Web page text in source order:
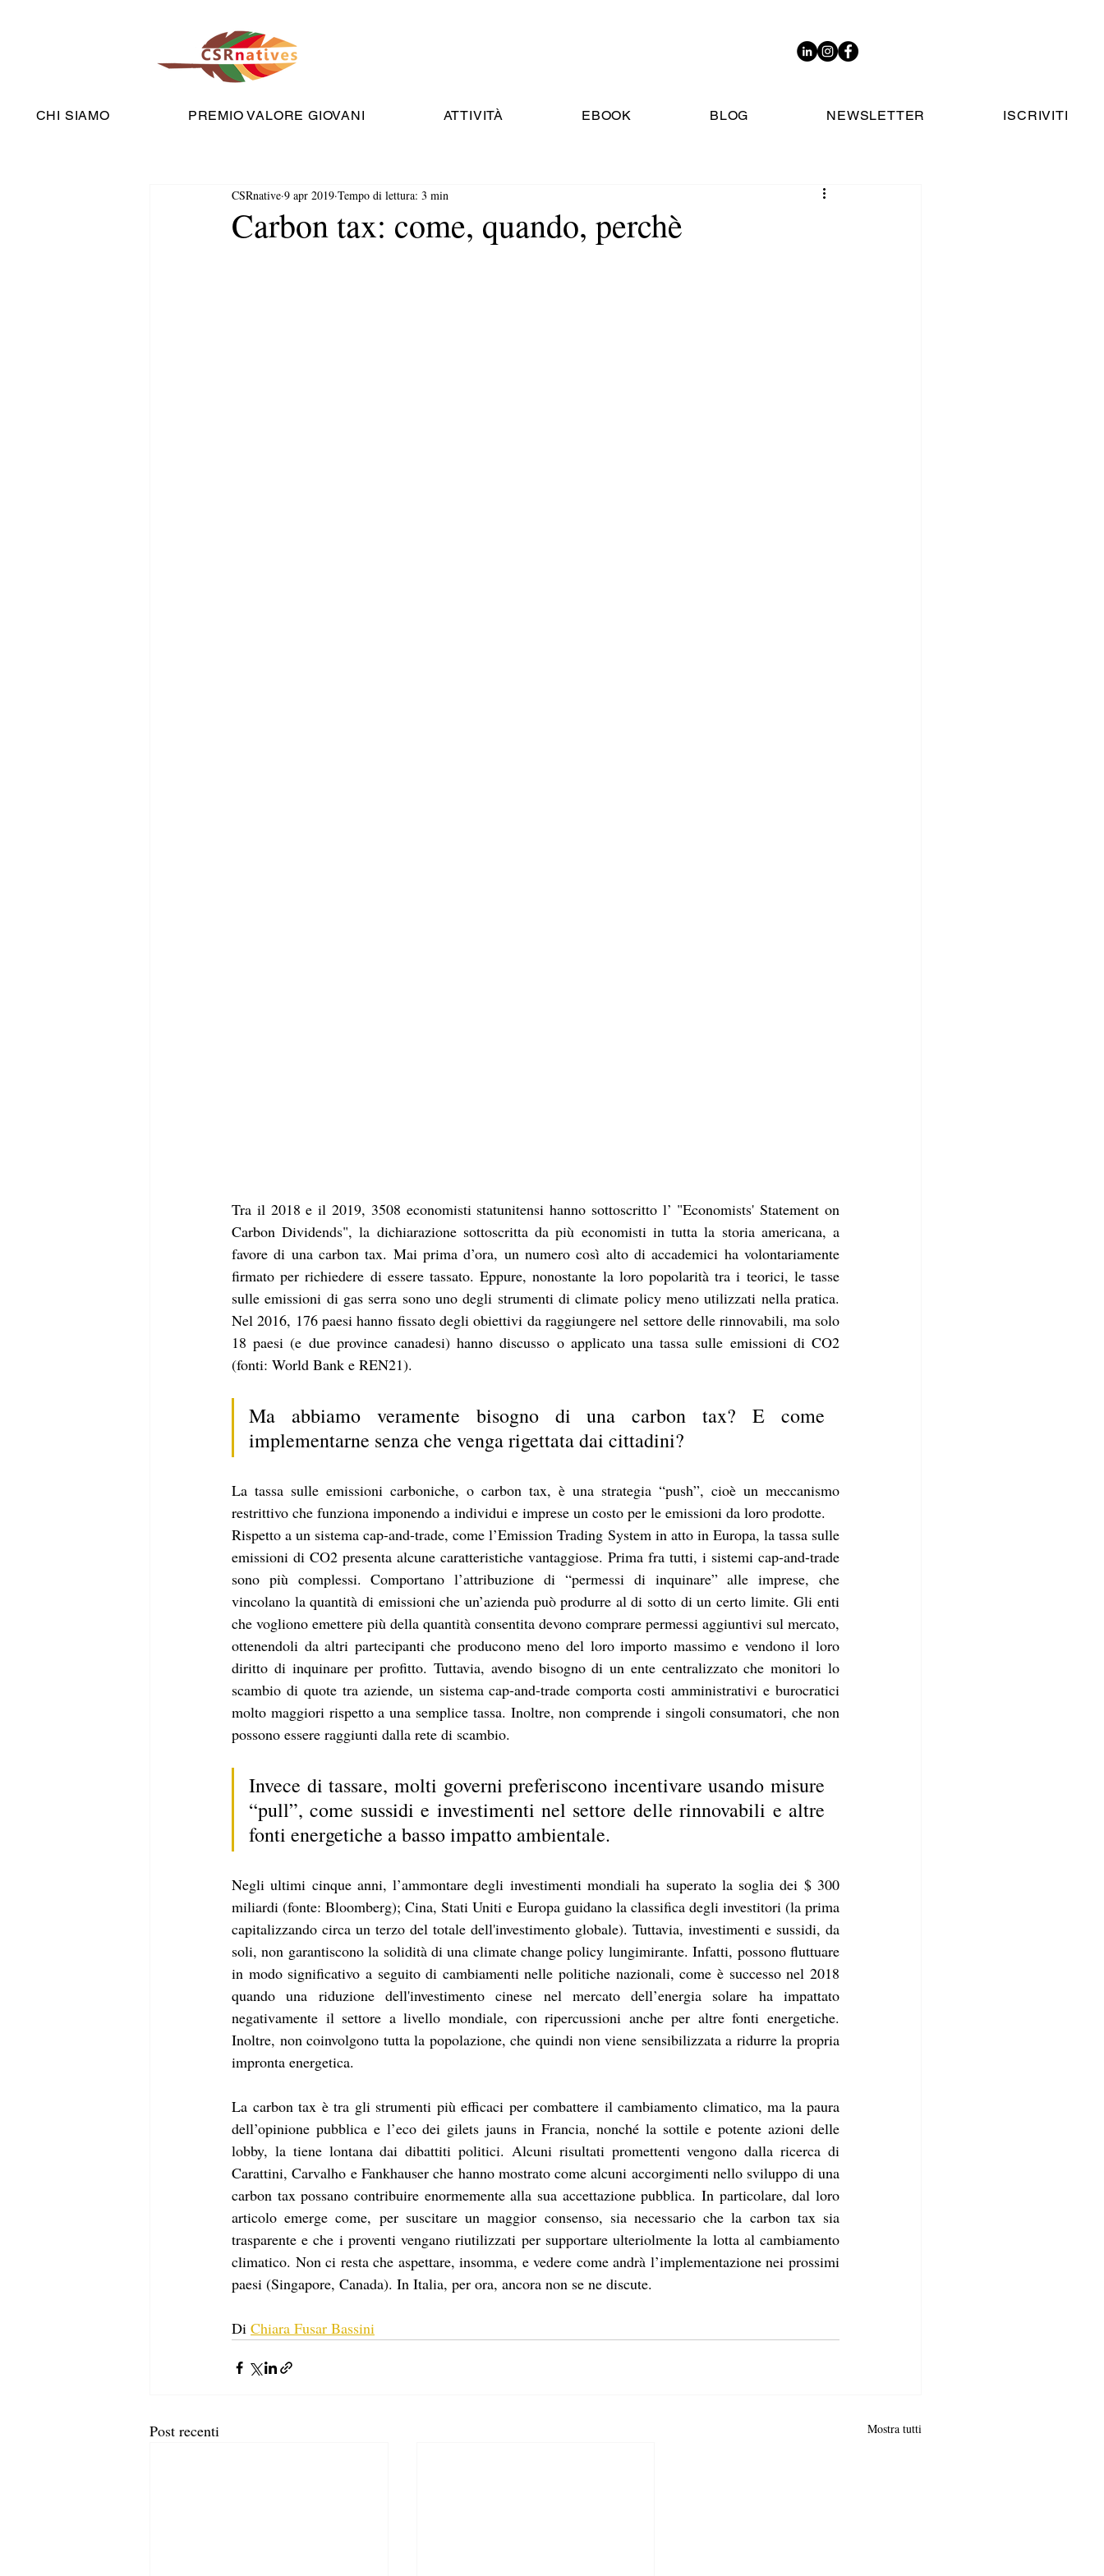
CHI SIAMO PREMIO VALORE GIOVANI ATTIVITÀ EBOOK BLOG NEWSLETTER ISCRIVITI
Carbon tax: come, quando, perchè
CSRnative 9 apr 2019 Tempo di lettura: 3 min
Tra il 2018 e il 2019, 3508 economisti statunitensi hanno sottoscritto l’ "Economists' Statement on
Carbon Dividends", la dichiarazione sottoscritta da più economisti in tutta la storia americana, a
favore di una carbon tax. Mai prima d’ora, un numero così alto di accademici ha volontariamente
firmato per richiedere di essere tassato. Eppure, nonostante la loro popolarità tra i teorici, le tasse
sulle emissioni di gas serra sono uno degli strumenti di climate policy meno utilizzati nella pratica.
Nel 2016, 176 paesi hanno fissato degli obiettivi da raggiungere nel settore delle rinnovabili, ma solo
18 paesi (e due province canadesi) hanno discusso o applicato una tassa sulle emissioni di CO2
(fonti: World Bank e REN21).
Ma abbiamo veramente bisogno di una carbon tax? E come
implementarne senza che venga rigettata dai cittadini?
La tassa sulle emissioni carboniche, o carbon tax, è una strategia “push”, cioè un meccanismo
restrittivo che funziona imponendo a individui e imprese un costo per le emissioni da loro prodotte.
Rispetto a un sistema cap-and-trade, come l’Emission Trading System in atto in Europa, la tassa sulle
emissioni di CO2 presenta alcune caratteristiche vantaggiose. Prima fra tutti, i sistemi cap-and-trade
sono più complessi. Comportano l’attribuzione di “permessi di inquinare” alle imprese, che
vincolano la quantità di emissioni che un’azienda può produrre al di sotto di un certo limite. Gli enti
che vogliono emettere più della quantità consentita devono comprare permessi aggiuntivi sul mercato,
ottenendoli da altri partecipanti che producono meno del loro importo massimo e vendono il loro
diritto di inquinare per profitto. Tuttavia, avendo bisogno di un ente centralizzato che monitori lo
scambio di quote tra aziende, un sistema cap-and-trade comporta costi amministrativi e burocratici
molto maggiori rispetto a una semplice tassa. Inoltre, non comprende i singoli consumatori, che non
possono essere raggiunti dalla rete di scambio.
Invece di tassare, molti governi preferiscono incentivare usando misure
“pull”, come sussidi e investimenti nel settore delle rinnovabili e altre
fonti energetiche a basso impatto ambientale.
Negli ultimi cinque anni, l’ammontare degli investimenti mondiali ha superato la soglia dei $ 300
miliardi (fonte: Bloomberg); Cina, Stati Uniti e Europa guidano la classifica degli investitori (la prima
capitalizzando circa un terzo del totale dell'investimento globale). Tuttavia, investimenti e sussidi, da
soli, non garantiscono la solidità di una climate change policy lungimirante. Infatti, possono fluttuare
in modo significativo a seguito di cambiamenti nelle politiche nazionali, come è successo nel 2018
quando una riduzione dell'investimento cinese nel mercato dell’energia solare ha impattato
negativamente il settore a livello mondiale, con ripercussioni anche per altre fonti energetiche.
Inoltre, non coinvolgono tutta la popolazione, che quindi non viene sensibilizzata a ridurre la propria
impronta energetica.
La carbon tax è tra gli strumenti più efficaci per combattere il cambiamento climatico, ma la paura
dell’opinione pubblica e l’eco dei gilets jauns in Francia, nonché la sottile e potente azioni delle
lobby, la tiene lontana dai dibattiti politici. Alcuni risultati promettenti vengono dalla ricerca di
Carattini, Carvalho e Fankhauser che hanno mostrato come alcuni accorgimenti nello sviluppo di una
carbon tax possano contribuire enormemente alla sua accettazione pubblica. In particolare, dal loro
articolo emerge come, per suscitare un maggior consenso, sia necessario che la carbon tax sia
trasparente e che i proventi vengano riutilizzati per supportare ulteriolmente la lotta al cambiamento
climatico. Non ci resta che aspettare, insomma, e vedere come andrà l’implementazione nei prossimi
paesi (Singapore, Canada). In Italia, per ora, ancora non se ne discute.
Di Chiara Fusar Bassini
Post recenti Mostra tutti